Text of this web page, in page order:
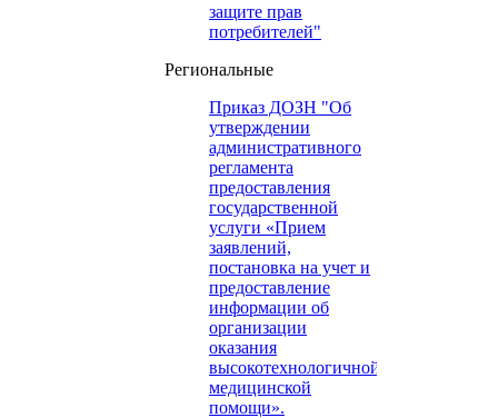
защите прав
потребителей"
Региональные
Приказ ДОЗН "Об
утверждении
административного
регламента
предоставления
государственной
услуги «Прием
заявлений,
постановка на учет и
предоставление
информации об
организации
оказания
высокотехнологичной
медицинской
помощи».